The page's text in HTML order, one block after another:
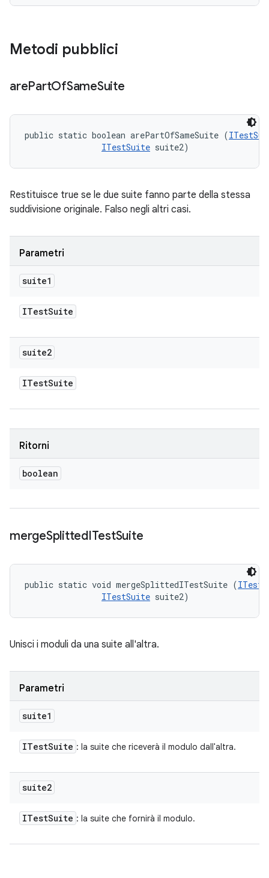
Metodi pubblici
arePartOfSameSuite
public static boolean arePartOfSameSuite (
ITestSuite suite2)
Restituisce true se le due suite fanno parte della stessa
suddivisione originale. Falso negli altri casi.
Parametri
suite1
ITestSuite
suite2
ITestSuite
Ritorni
boolean
mergeSplittedITestSuite
public static void mergeSplittedITestSuite (
ITestSuite suite2)
Unisci i moduli da una suite all'altra.
Parametri
suite1
ITestSuite : la suite che riceverà il modulo dall'altra.
suite2
ITestSuite : la suite che fornirà il modulo.